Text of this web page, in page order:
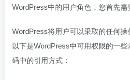
WordPress中的用户角色，您首先需
WordPress将用户可以采取的任何操
以下是WordPress中可用权限的一
码中的引用方式：